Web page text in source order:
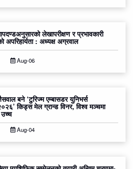
लेखापरीक्षण र प्रभावकारी
: अध्यक्ष अग्रवाल
Aug-06
बने ‘टुरिज्म एम्बासडर युनिभर्स
किड्स मेल ग्रान्ड विनर, विश्व मञ्चमा
उच्च
Aug-04